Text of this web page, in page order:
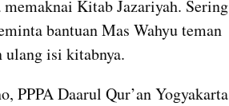
Kitab Jazariyah. Sering
bantuan Mas Wahyu teman
ulang isi kitabnya.
PPPA Daarul Qur’an Yogyakarta